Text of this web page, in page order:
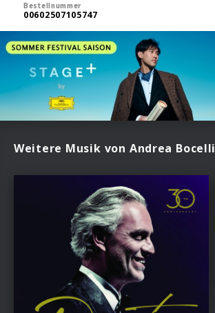
Bestellnummer
00602507105747
Weitere Musik von Andrea Bocelli